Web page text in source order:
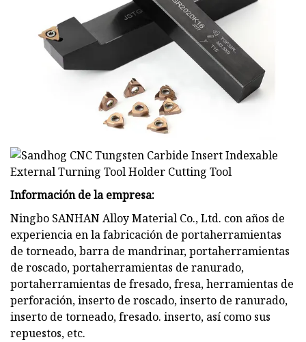
Información de la empresa:
Ningbo SANHAN Alloy Material Co., Ltd. con años de
experiencia en la fabricación de portaherramientas
de torneado, barra de mandrinar, portaherramientas
de roscado, portaherramientas de ranurado,
portaherramientas de fresado, fresa, herramientas de
perforación, inserto de roscado, inserto de ranurado,
inserto de torneado, fresado. inserto, así como sus
repuestos, etc.